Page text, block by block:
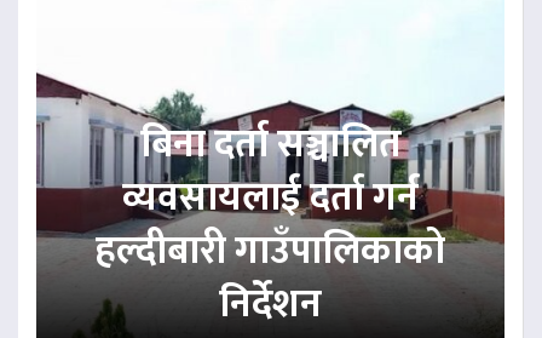
बिना दर्ता सञ्चालित
व्यवसायलाई दर्ता गर्न
हल्दीबारी गाउँपालिकाको
निर्देशन